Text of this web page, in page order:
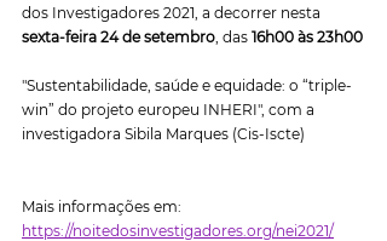
dos Investigadores 2021, a decorrer nesta
sexta-feira 24 de setembro, das 16h00 às 23h00
"Sustentabilidade, saúde e equidade: o “triple-
win” do projeto europeu INHERI", com a
investigadora Sibila Marques (Cis-Iscte)
Mais informações em:
https://noitedosinvestigadores.org/nei2021/